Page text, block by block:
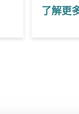
了解更